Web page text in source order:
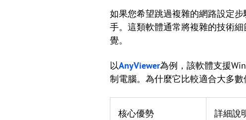
如果您希望跳過複雜的網路設定
手。這類軟體通常將複雜的技術
覺。
以AnyViewer為例，該軟體支援
制電腦。為什麼它比較適合大多
核心優勢 詳細說